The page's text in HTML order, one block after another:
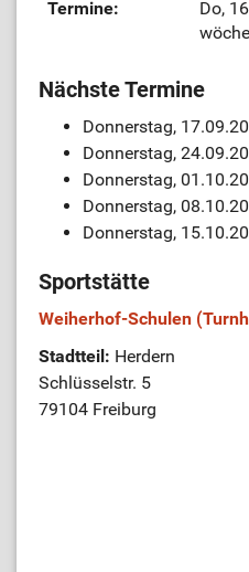
Termine:
Do,
Nächste Termine
Donnerstag,
Donnerstag,
Donnerstag,
Donnerstag,
Donnerstag,
Sportstätte
Weiherhof-Schulen
Stadtteil: Herdern
Schlüsselstr. 5
79104 Freiburg